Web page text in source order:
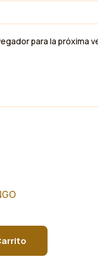
para la próxima